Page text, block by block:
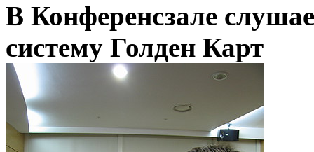
В Конференсзале
систему Голден Карт